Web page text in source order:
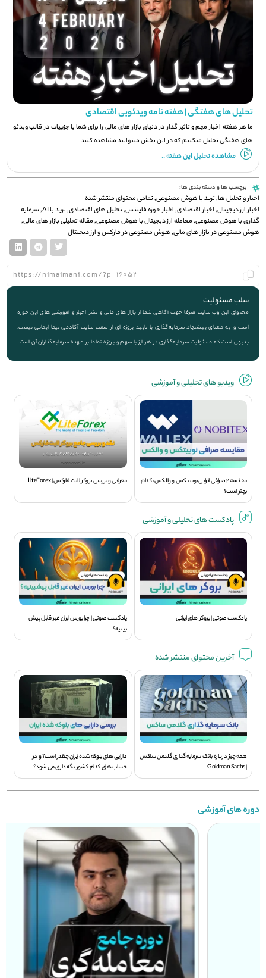
تحلیل های هفتگی | هفته نامه ویدئویی اقتصادی
ما هر هفته اخبار مهم و تاثیر گذار در دنیای بازار های مالی را برای شما با جزيیات در قالب ویدئو
های هفتگی تحلیل میکنیم که در این بخش میتوانید مشاهده کنید
مشاهده تحلیل این هفته ..
برچسب ها و دسته بندی ها:
اخبار و تحلیل ها,ترید با هوش مصنوعی,تمامی محتوای منتشر شده
اخبار ارز دیجیتال,اخبار اقتصادی,اخبار حوزه فایننس,تحلیل های اقتصادی,ترید با AI ,سرمایه
گذاری با هوش مصنوعی,معامله ارز دیجیتال با هوش مصنوعی,مقاله تحلیلی بازار های مالی,
هوش مصنوعی در بازار های مالی,هوش مصنوعی در فارکس و ارز دیجیتال
سلب مسئولیت
محتوای این وب سایت صرفا جهت آگاهی شما از بازار های مالی و نشر اخبار و آموزشی های این حوزه
است و به معنای پیشنهاد سرمایه‌گذاری یا تایید پروژه ای از سمت سایت آکادمی نیما ایمانی نیست.
بدیهی است که مسئولیت سرمایه‌گذاری در هر ارز یا سهم و پروژه تماما بر عهده سرمایه‌گذاران آن است.
ویديو های تحلیلی و آموزشی
مقایسه 2 صرافی ایرانی نوبیتکس و والکس، کدام
بهتر است؟
معرفی و بررسی بروکر لایت فارکس | LiteForex
پادکست های تحلیلی و آموزشی
پادکست صوتی | بروکر های ایرانی
پادکست صوتی | چرا بورس ایران غیر قابل پیش
بینیه؟
آخرین محتوای منتشر شده
همه چیز درباره بانک سرمایه گذاری گلدمن ساکس
| Goldman Sachs
دارایی های بلوکه شده ایران چقدر است؟ و در
حساب های کدام کشور نگه داری می شود؟
دوره های آموزشی